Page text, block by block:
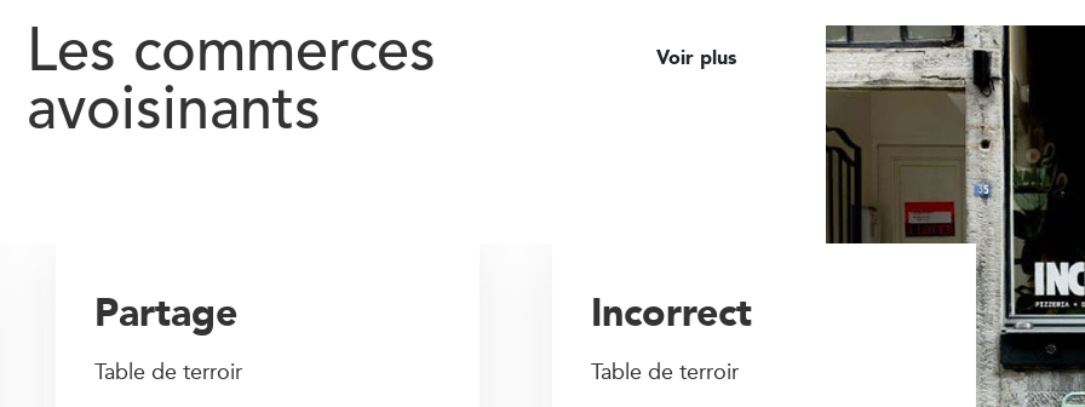
Les commerces
avoisinants
Voir plus
Incorrect
Table de terroir
Partage
Table de terroir